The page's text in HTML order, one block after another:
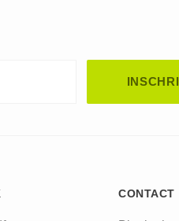
CONTACT